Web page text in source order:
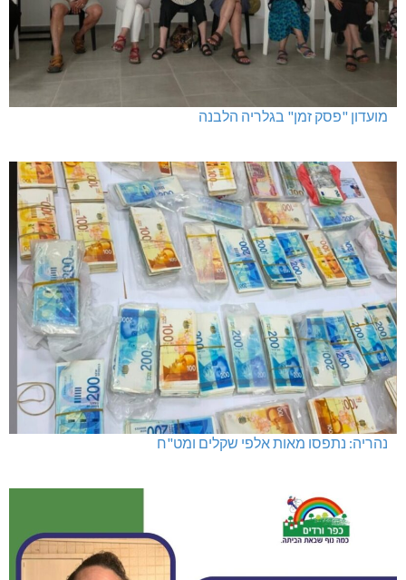
מועדון "פסק זמן" בגלריה הלבנה
נהריה: נתפסו מאות אלפי שקלים ומט"ח